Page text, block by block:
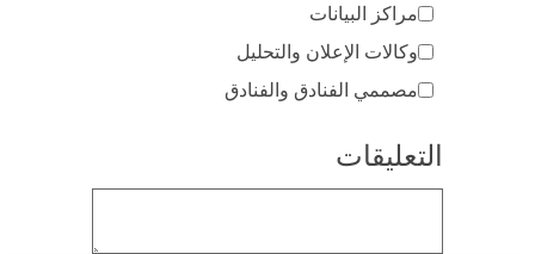
مراكز البيانات
وكالات الإعلان والتحليل
مصممي الفنادق والفنادق
التعليقات